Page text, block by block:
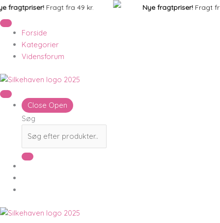
Gå
til
indholdet
Fragt fra 49 kr. Nye fragtpriser!Fragt fra 49
Forside
Kategorier
Vidensforum
Close Open
Søg